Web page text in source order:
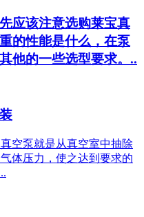
该注意选购莱宝真
的性能是什么，在泵
他的一些选型要求。..
泵就是从真空室中抽除
体压力，使之达到要求的